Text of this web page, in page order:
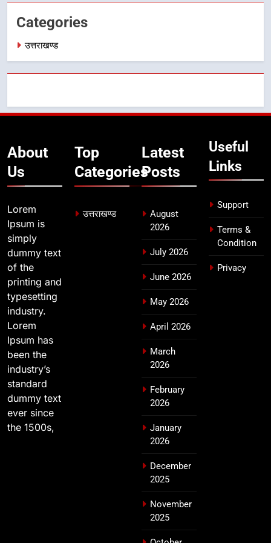
7
खेल महाकुंभ 2026ः 01 सितंबर से सजेगा
मुख्यमंत्री चौम्पियनशिप ट्रॉफी का मंच,
न्याय पंचायत से राज्य स्तर तक होगा
प्रतिभा का प्रदर्शन
उत्तराखण्ड
Categories
उत्तराखण्ड
About
Us
Lorem
Ipsum is
simply
dummy text
of the
printing and
typesetting
industry.
Lorem
Ipsum has
been the
industry’s
standard
dummy text
ever since
the 1500s,
Top
Categories
उत्तराखण्ड
Latest
Posts
August
2026
July 2026
June 2026
May 2026
April 2026
March
2026
February
2026
January
2026
December
2025
November
2025
Useful
Links
Support
Terms &
Condition
Privacy